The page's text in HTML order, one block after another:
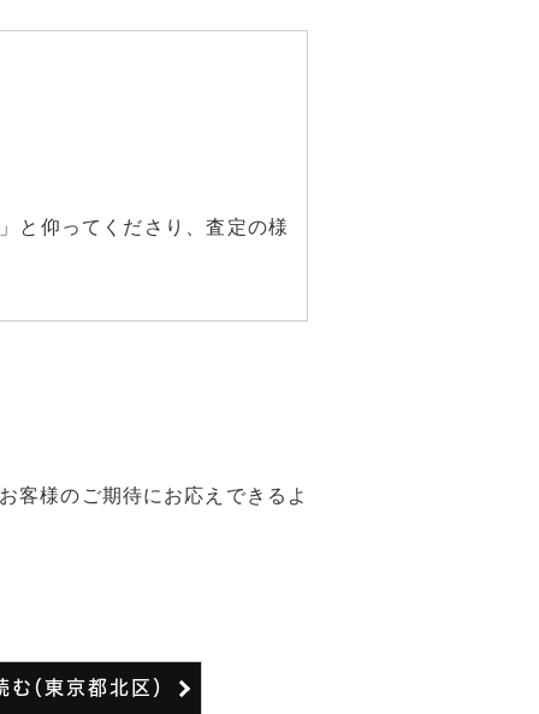
と仰ってくださり、査定の様
客様のご期待にお応えできるよ
（東京都北区）